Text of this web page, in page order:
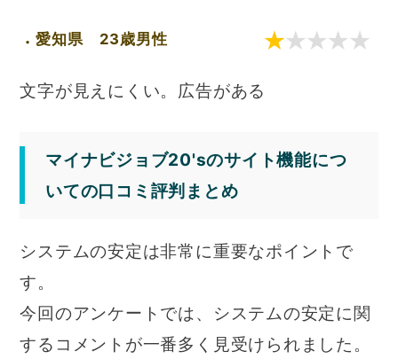
愛知県 23歳男性
文字が見えにくい。広告がある
マイナビジョブ20'sのサイト機能につ
いての口コミ評判まとめ
システムの安定は非常に重要なポイントで
す。
今回のアンケートでは、システムの安定に関
するコメントが一番多く見受けられました。